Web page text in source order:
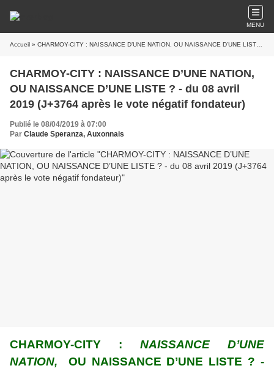
MENU
Accueil » CHARMOY-CITY : NAISSANCE D’UNE NATION, OU NAISSANCE D’UNE LISTE ? - du 08 avril 2019 (J+3764 après le vote négatif fondateur)
CHARMOY-CITY : NAISSANCE D’UNE NATION,
OU NAISSANCE D’UNE LISTE ? - du 08 avril
2019 (J+3764 après le vote négatif fondateur)
Publié le 08/04/2019 à 07:00
Par Claude Speranza, Auxonnais
CHARMOY-CITY : NAISSANCE D’UNE
NATION,
OU NAISSANCE D’UNE LISTE ? -